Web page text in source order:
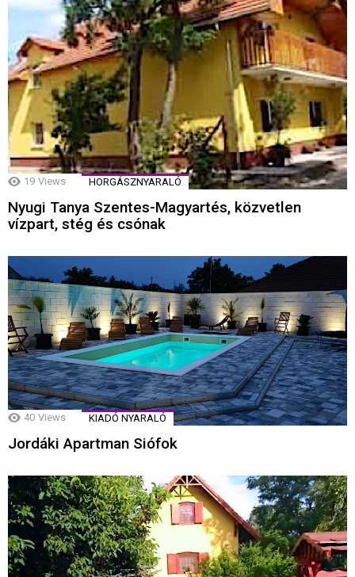
19 Views HORGÁSZNYARALÓ
Nyugi Tanya Szentes-Magyartés, közvetlen
vízpart, stég és csónak
40 Views KIADÓ NYARALÓ
Jordáki Apartman Siófok